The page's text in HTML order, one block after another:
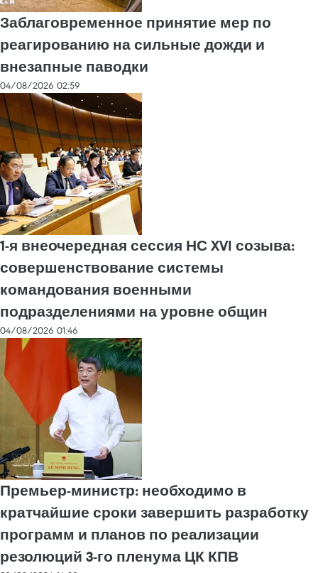
Заблаговременное принятие мер по
реагированию на сильные дожди и
внезапные паводки
04/08/2026 02:59
1-я внеочередная сессия НС XVI созыва:
совершенствование системы
командования военными
подразделениями на уровне общин
04/08/2026 01:46
Премьер-министр: необходимо в
кратчайшие сроки завершить разработку
программ и планов по реализации
резолюций 3-го пленума ЦК КПВ